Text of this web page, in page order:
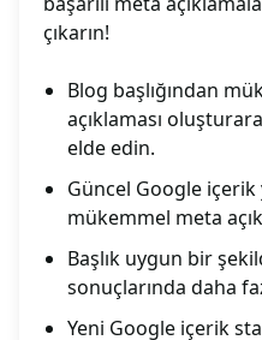
çıkarın!
Blog başlığından
açıklaması
elde edin.
Güncel Google
mükemmel meta
Başlık uygun bir
sonuçlarında daha
Yeni Google içerik